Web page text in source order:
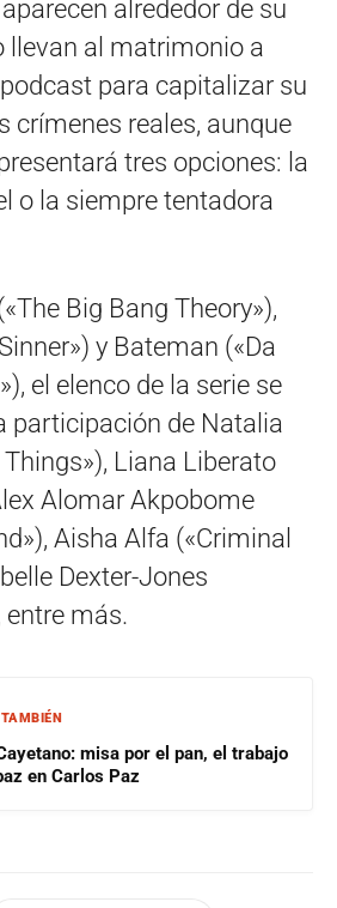
alrededor de su
llevan al matrimonio a
para capitalizar su
crímenes reales, aunque
tres opciones: la
o la siempre tentadora
Big Bang Theory»),
y Bateman («Da
el elenco de la serie se
participación de Natalia
Things»), Liana Liberato
Alomar Akpobome
Aisha Alfa («Criminal
Dexter-Jones
entre más.
misa por el pan, el trabajo
en Carlos Paz